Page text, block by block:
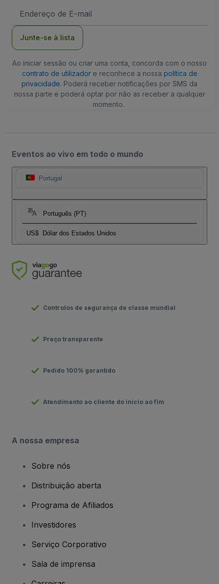
de
Junte-se à lista
Ao iniciar sessão ou criar uma conta, concorda com o nosso
contrato de utilizadore reconhece a nossa política de
privacidade. Poderá receber notificações por SMS da
nossa parte e poderá optar por não as receber a qualquer
momento.
Eventos ao vivo em todo o mundo
Portugal
Português (PT)
US$ Dólar dos Estados Unidos
Controlos de segurança de classe mundial
Preço transparente
Pedido 100% garantido
Atendimento ao cliente do início ao fim
A nossa empresa
Sobre nós
Distribuição aberta
Programa de Afiliados
Investidores
Serviço Corporativo
Sala de imprensa